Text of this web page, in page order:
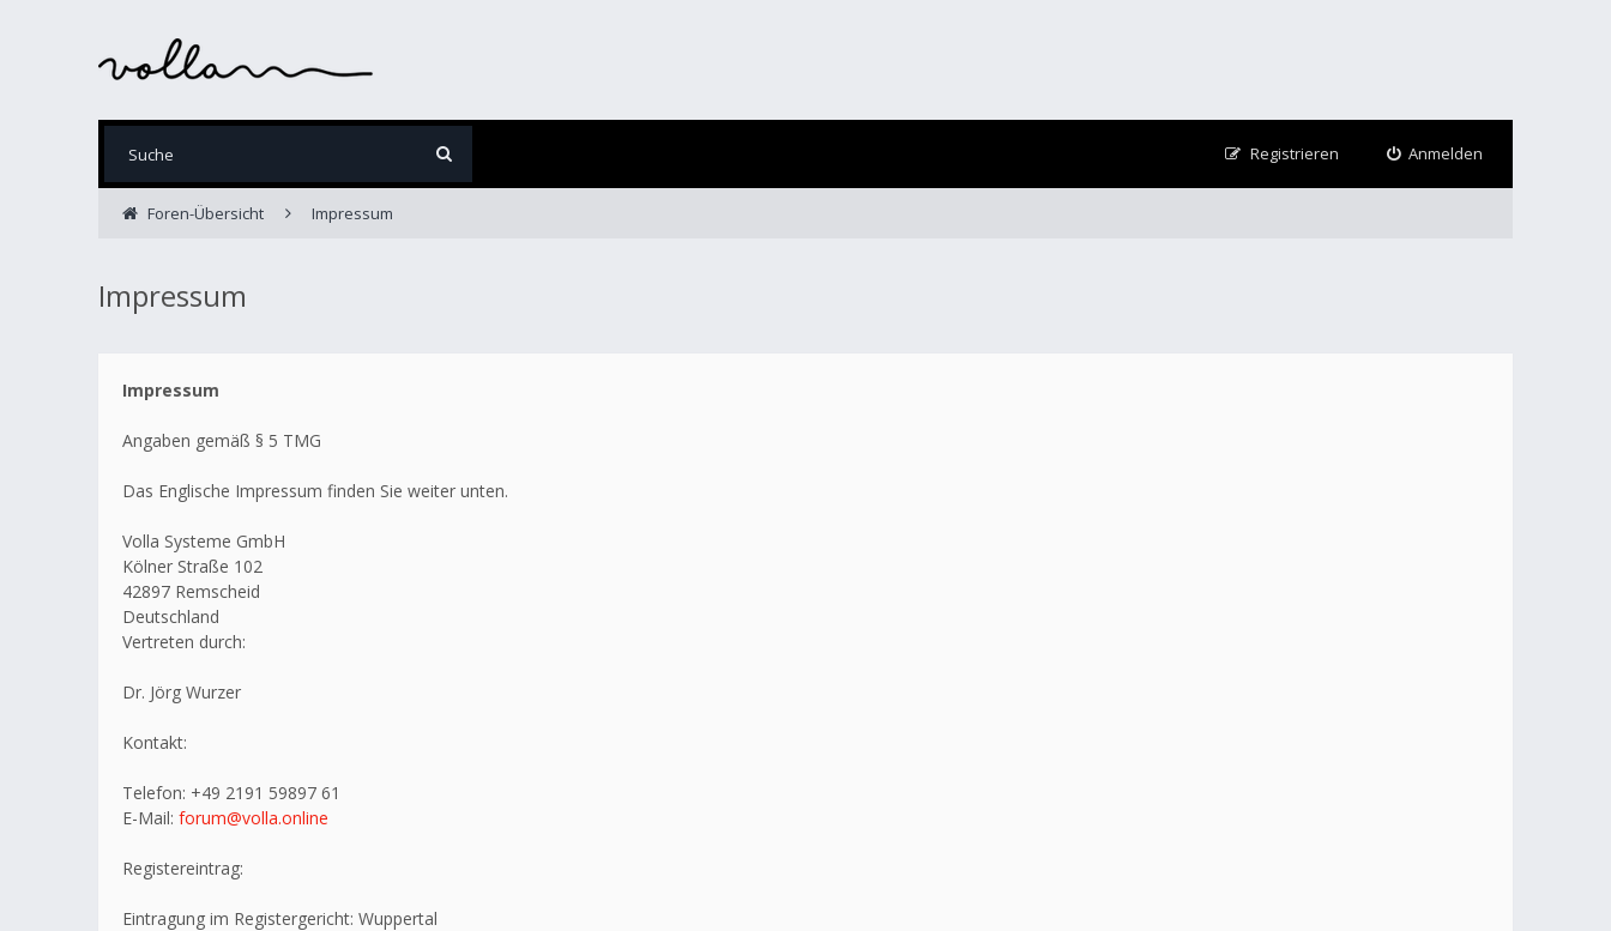
Anmelden
Registrieren
Foren-Übersicht Impressum
Impressum
Impressum
Angaben gemäß § 5 TMG
Das Englische Impressum finden Sie weiter unten.
Volla Systeme GmbH
Kölner Straße 102
42897 Remscheid
Deutschland
Vertreten durch:
Dr. Jörg Wurzer
Kontakt:
Telefon: +49 2191 59897 61
E-Mail: forum@volla.online
Registereintrag:
Eintragung im Registergericht: Wuppertal